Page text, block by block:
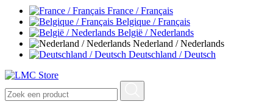
France / Français
Belgique / Français
België / Nederlands
Nederland / Nederlands
Deutschland / Deutsch